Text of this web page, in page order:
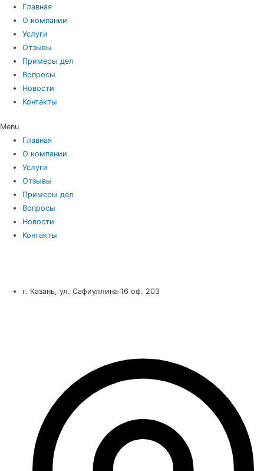
Главная
О компании
Услуги
Отзывы
Примеры дел
Вопросы
Новости
Контакты
Menu
Главная
О компании
Услуги
Отзывы
Примеры дел
Вопросы
Новости
Контакты
г. Казань, ул. Сафиуллина 16 оф. 203